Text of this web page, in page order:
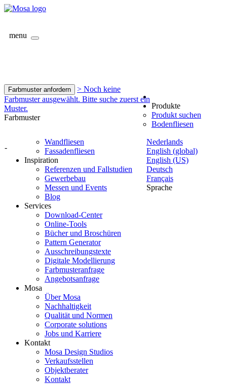
menu
Farbmuster anfordern
> Noch keine
Farbmuster ausgewählt. Bitte suche zuerst ein
Muster.
Farbmuster
-
Nederlands
English (global)
English (US)
Deutsch
Français
Sprache
Produkte
Produkt suchen
Bodenfliesen
Wandfliesen
Fassadenfliesen
Inspiration
Referenzen und Fallstudien
Gewerbebau
Messen und Events
Blog
Services
Download-Center
Online-Tools
Bücher und Broschüren
Pattern Generator
Ausschreibungstexte
Digitale Modellierung
Farbmusteranfrage
Angebotsanfrage
Mosa
Über Mosa
Nachhaltigkeit
Qualität und Normen
Corporate solutions
Jobs und Karriere
Kontakt
Mosa Design Studios
Verkaufsstellen
Objektberater
Kontakt